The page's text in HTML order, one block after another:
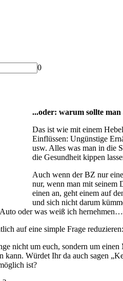
0
...oder: warum sollte
Das ist wie mit einem
Einflüssen: Ungünstige
usw. Alles was man in die
die Gesundheit kippen
Auch wenn der BZ nur
nur, wenn man mit seinem
einen an, geht einem auf
und sich nicht darum
oder was weiß ich
auf eine simple Frage reduzieren:
nicht um euch, sondern um
kann. Würdet Ihr da auch sagen
ist?